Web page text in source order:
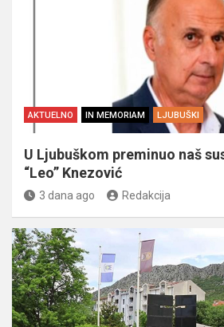
AKTUELNO IN MEMORIAM LJUBUŠKI
U Ljubuškom preminuo naš
“Leo” Knezović
3 dana ago Redakcija